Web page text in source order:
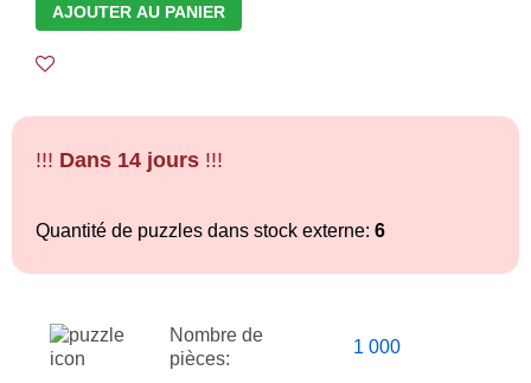
AJOUTER AU PANIER
!!! Dans 14 jours !!!
Quantité de puzzles dans stock externe: 6
Nombre de
pièces:
1 000